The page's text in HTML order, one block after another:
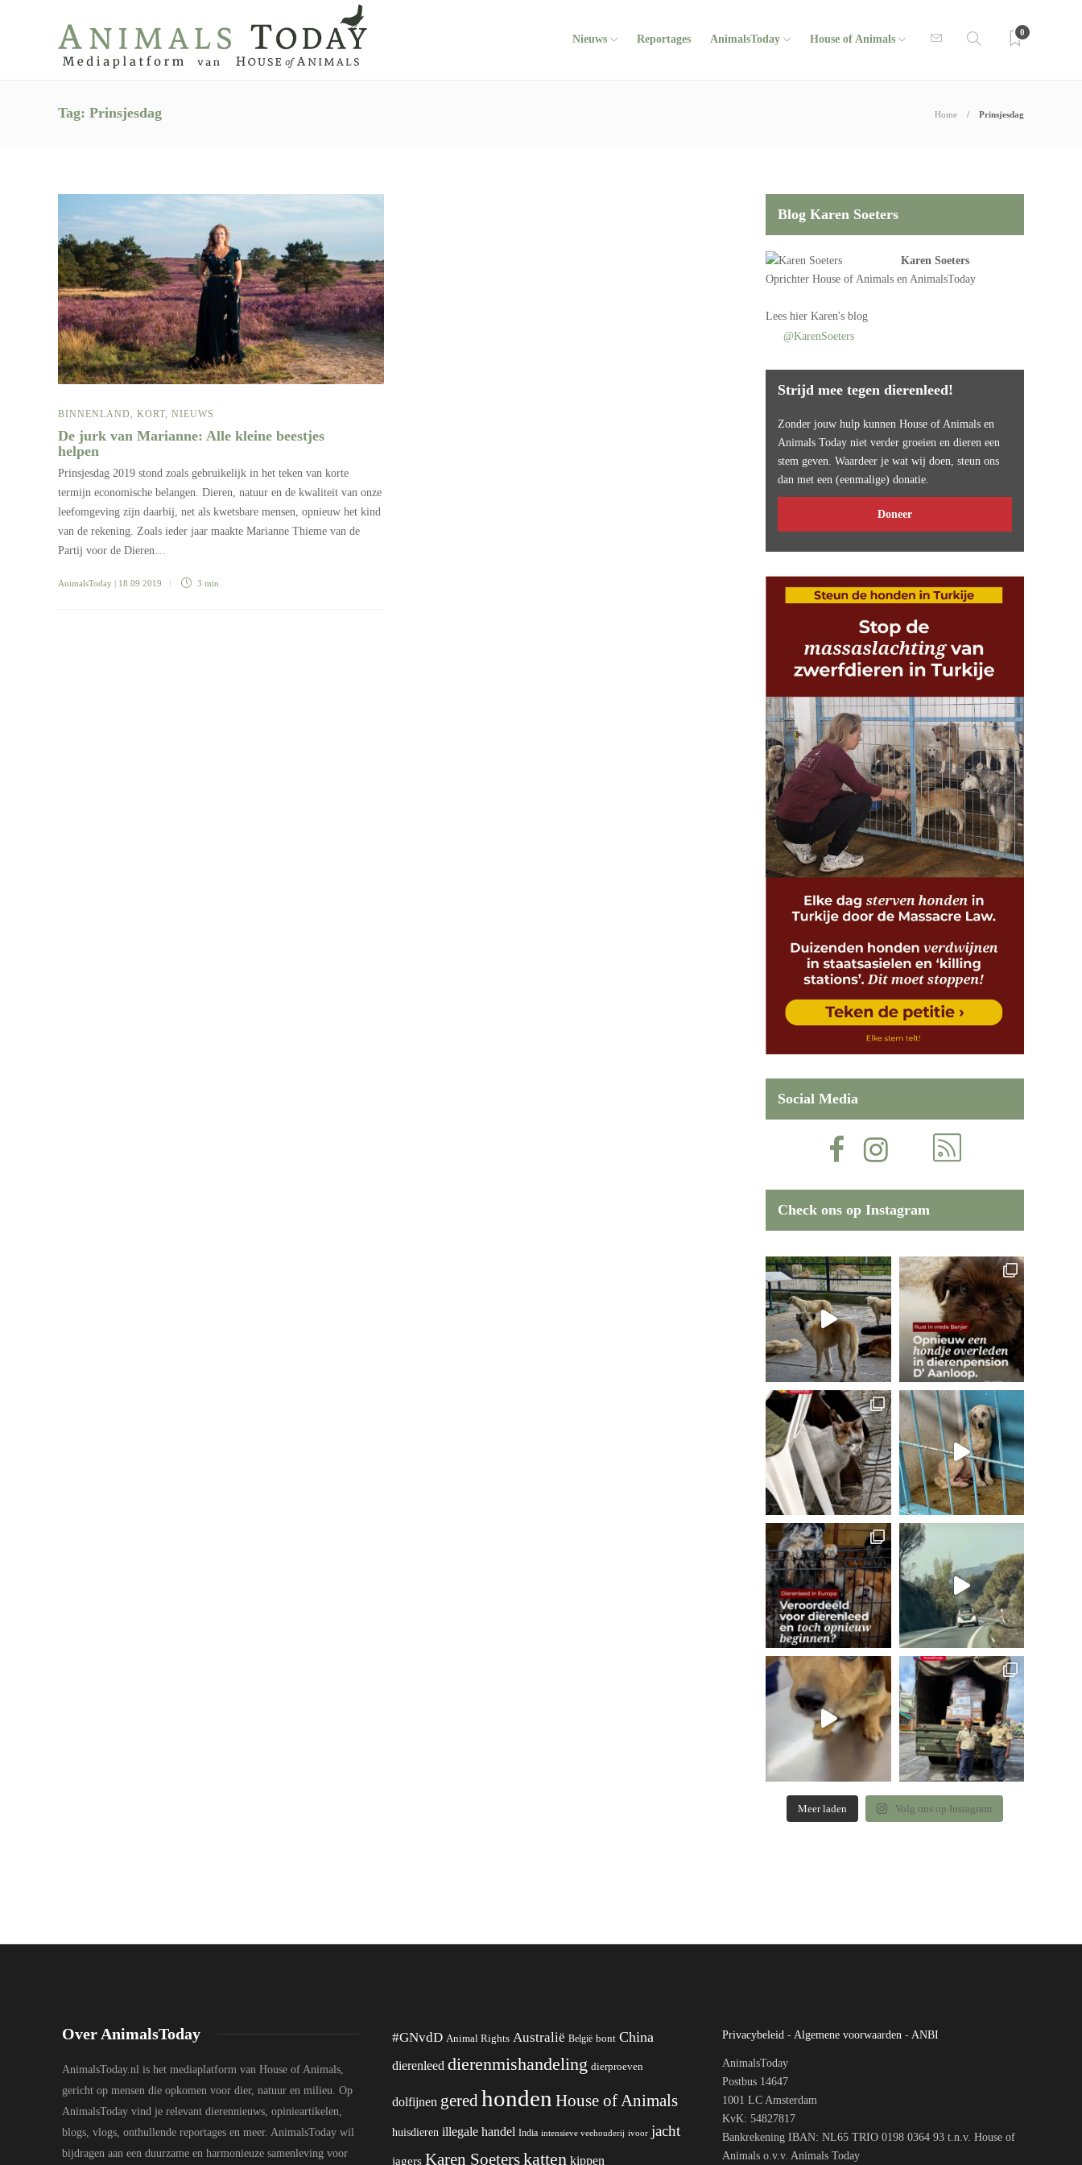
Nieuws Reportages AnimalsToday House of Animals
0
Tag: Prinsjesdag Home Prinsjesdag
BINNENLAND, KORT, NIEUWS
De jurk van Marianne: Alle kleine beestjes
helpen
Prinsjesdag 2019 stond zoals gebruikelijk in het teken van korte
termijn economische belangen. Dieren, natuur en de kwaliteit van onze
leefomgeving zijn daarbij, net als kwetsbare mensen, opnieuw het kind
van de rekening. Zoals ieder jaar maakte Marianne Thieme van de
Partij voor de Dieren…
AnimalsToday | 18 09 2019 3 min
Blog Karen Soeters
Karen Soeters
OprichterHouse of Animals en AnimalsToday
Leeshier Karen's blog
@KarenSoeters
Strijd mee tegen dierenleed!
Zonder jouw hulp kunnen House of Animals en
Animals Today niet verder groeien en dieren een
stem geven. Waardeer je wat wij doen, steun ons
dan met een (eenmalige) donatie.
Doneer
Social Media
Check ons op Instagram
Meer laden Volg ons op Instagram
Over AnimalsToday
AnimalsToday.nl is het mediaplatform van House of Animals,
gericht op mensen die opkomen voor dier, natuur en milieu. Op
AnimalsToday vind je relevant dierennieuws, opinieartikelen,
blogs, vlogs, onthullende reportages en meer. AnimalsToday wil
bijdragen aan een duurzame en harmonieuze samenleving voor
#GNvdD Animal Rights Australië België bont China
dierenleed dierenmishandeling dierproeven
dolfijnen gered honden House of Animals
huisdieren illegale handel India intensieve veehouderij ivoor jacht
jagers Karen Soeterskatten kippen
Privacybeleid - Algemene voorwaarden - ANBI
AnimalsToday
Postbus 14647
1001 LC Amsterdam
KvK: 54827817
Bankrekening IBAN: NL65 TRIO 0198 0364 93 t.n.v. House of
Animals o.v.v. Animals Today